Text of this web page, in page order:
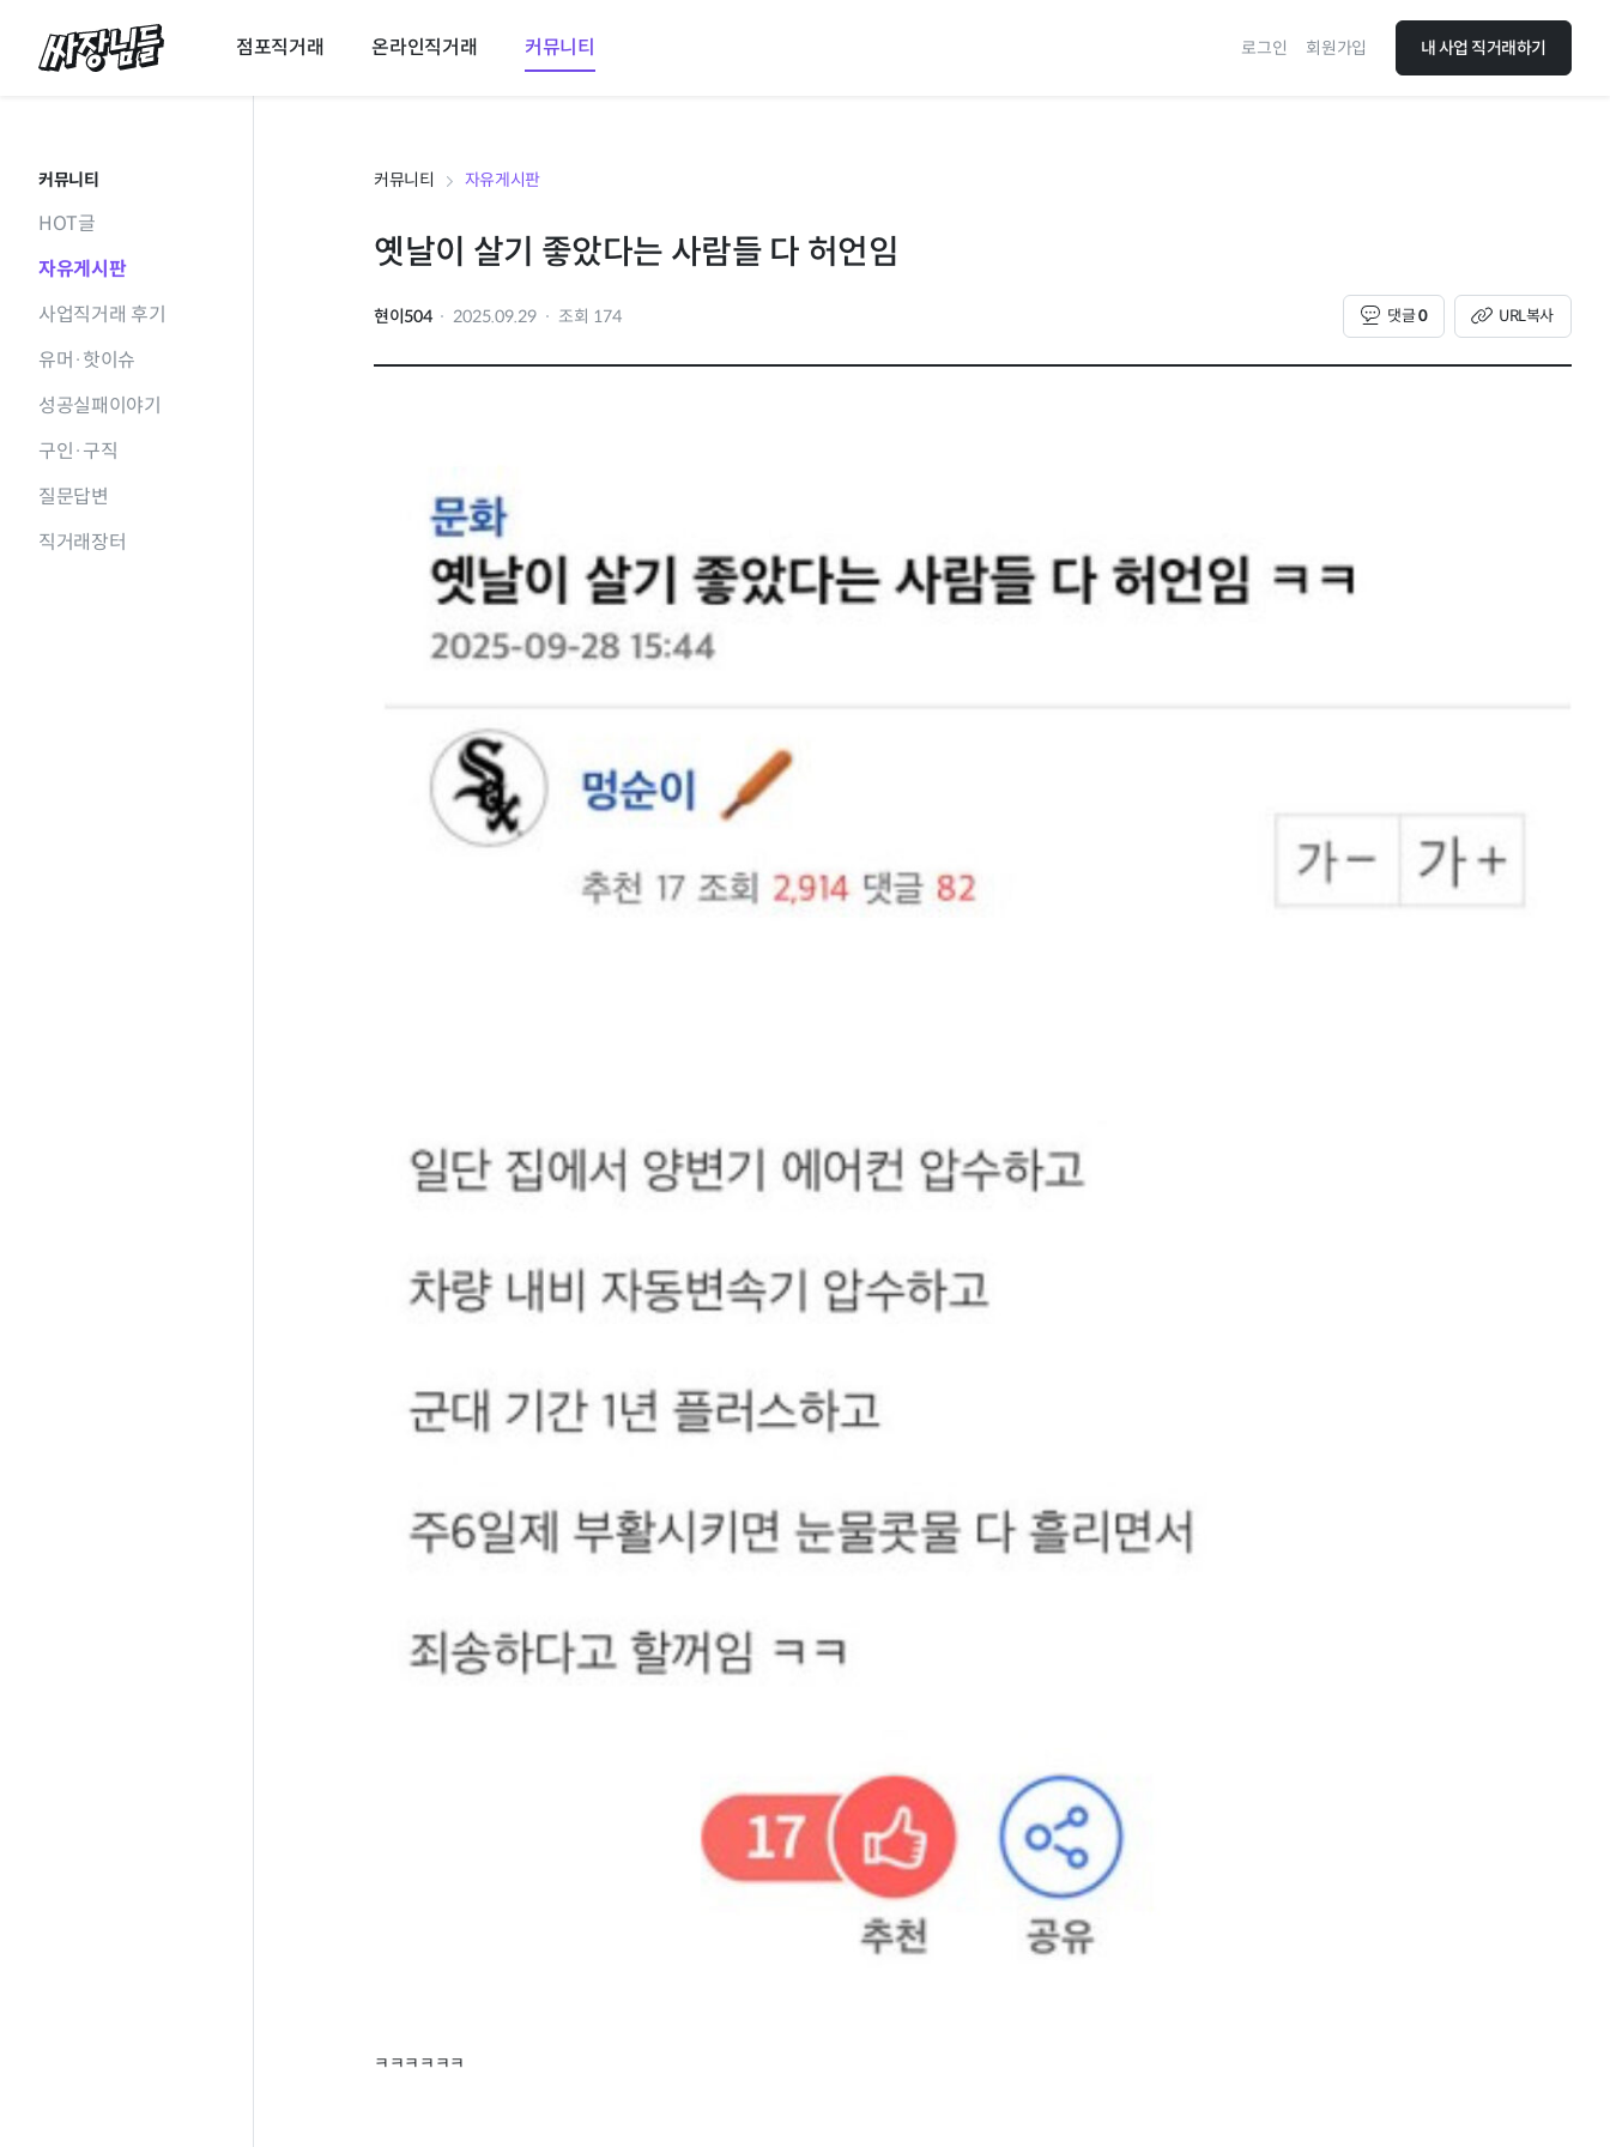
싸장님들 점포직거래 온라인직거래 커뮤니티 로그인 회원가입 내 사업 직거래하기
커뮤니티
HOT글
자유게시판
사업직거래 후기
유머·핫이슈
성공실패이야기
구인·구직
질문답변
직거래장터
커뮤니티 자유게시판
옛날이 살기 좋았다는 사람들 다 허언임
현이504 2025.09.29 조회 174 댓글0 URL복사
ㅋㅋㅋㅋㅋㅋ